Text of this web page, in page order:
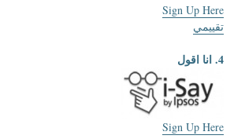
Sign Up Here
تقييمي
4. انا اقول
Sign Up Here